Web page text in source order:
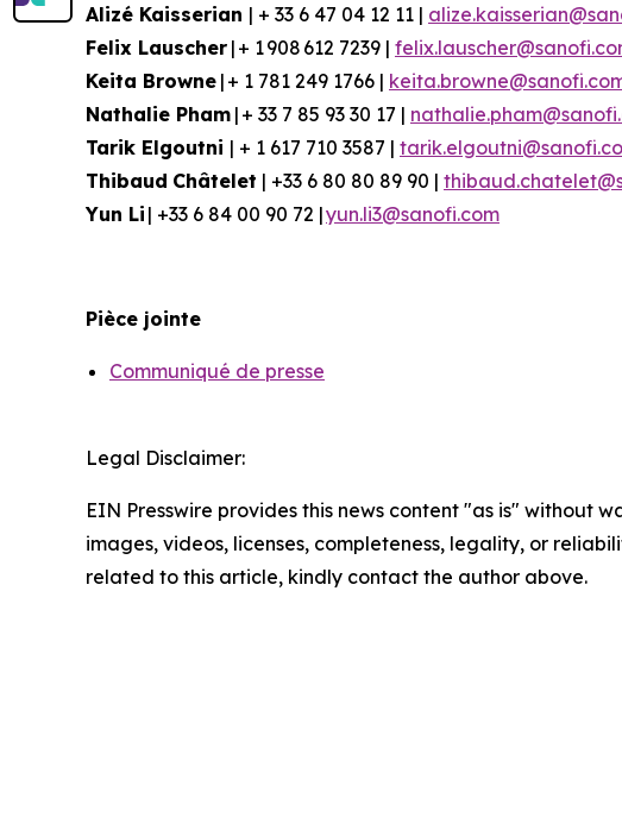
Alizé Kaisserian | + 33 6 47 04 12 11 |
Felix Lauscher | + 1 908 612 7239 |
Keita Browne | + 1 781 249 1766 |
Nathalie Pham | + 33 7 85 93 30 17 |
Tarik Elgoutni | + 1 617 710 3587 |
Thibaud Châtelet | +33 6 80 80 89 90 |
Yun Li | +33 6 84 00 90 72 |yun.li3@sanofi.com
Pièce jointe
Communiqué de presse
Legal Disclaimer:
EIN Presswire provides this news content "as is" without
images, videos, licenses, completeness, legality, or
related to this article, kindly contact the author above.